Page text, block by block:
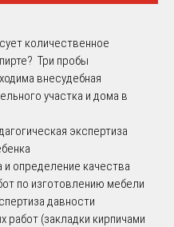
количественное
Три пробы
внесудебная
участка и дома в
экспертиза
и определение качества
по изготовлению мебели
давности
работ (закладки кирпичами